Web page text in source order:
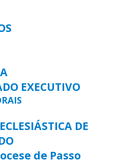
EXECUTIVO
DE
de Passo